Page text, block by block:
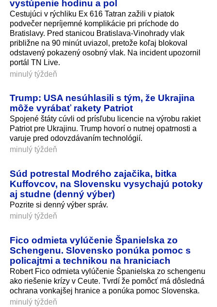
vystúpenie hodinu a pol
Cestujúci v rýchliku Ex 616 Tatran zažili v piatok
podvečer nepríjemné komplikácie pri príchode do
Bratislavy. Pred stanicou Bratislava-Vinohrady vlak
približne na 90 minút uviazol, pretože koľaj blokoval
odstavený pokazený osobný vlak. Na incident upozornil
portál TN Live.
minulý týždeň
Trump: USA nesúhlasili s tým, že Ukrajina
môže vyrábať rakety Patriot
Spojené štáty cúvli od prísľubu licencie na výrobu rakiet
Patriot pre Ukrajinu. Trump hovorí o nutnej opatrnosti a
varuje pred odovzdávaním technológií.
minulý týždeň
Súd potrestal Modrého zajačika, bitka
Kuffovcov, na Slovensku vysychajú potoky
aj studne (denný výber)
Pozrite si denný výber správ.
minulý týždeň
Fico odmieta vylúčenie Španielska zo
Schengenu. Slovensko ponúka pomoc s
policajtmi a technikou na hraniciach
Robert Fico odmieta vylúčenie Španielska zo schengenu
ako riešenie krízy v Ceute. Tvrdí že pomôcť má dôsledná
ochrana vonkajšej hranice a ponúka pomoc Slovenska.
minulý týždeň